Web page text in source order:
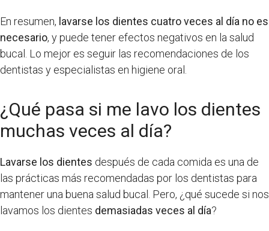
En resumen, lavarse los dientes cuatro veces al día no es
necesario, y puede tener efectos negativos en la salud
bucal. Lo mejor es seguir las recomendaciones de los
dentistas y especialistas en higiene oral.
¿Qué pasa si me lavo los dientes
muchas veces al día?
Lavarse los dientes después de cada comida es una de
las prácticas más recomendadas por los dentistas para
mantener una buena salud bucal. Pero, ¿qué sucede si nos
lavamos los dientes demasiadas veces al día?